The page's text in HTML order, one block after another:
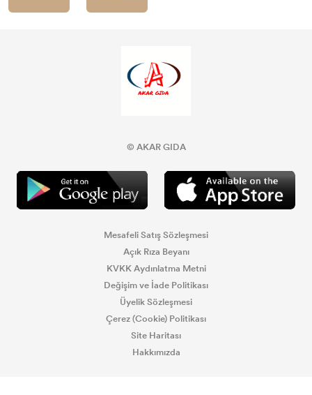
© AKAR GIDA
Mesafeli Satış Sözleşmesi
Açık Rıza Beyanı
KVKK Aydınlatma Metni
Değişim ve İade Politikası
Üyelik Sözleşmesi
Çerez (Cookie) Politikası
Site Haritası
Hakkımızda